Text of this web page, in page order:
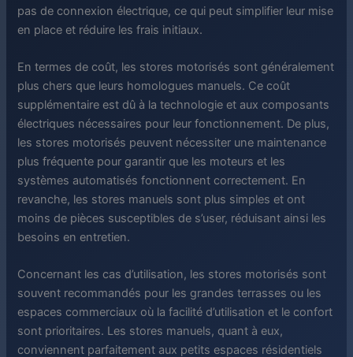
pas de connexion électrique, ce qui peut simplifier leur mise
en place et réduire les frais initiaux.
En termes de coût, les stores motorisés sont généralement
plus chers que leurs homologues manuels. Ce coût
supplémentaire est dû à la technologie et aux composants
électriques nécessaires pour leur fonctionnement. De plus,
les stores motorisés peuvent nécessiter une maintenance
plus fréquente pour garantir que les moteurs et les
systèmes automatisés fonctionnent correctement. En
revanche, les stores manuels sont plus simples et ont
moins de pièces susceptibles de s’user, réduisant ainsi les
besoins en entretien.
Concernant les cas d’utilisation, les stores motorisés sont
souvent recommandés pour les grandes terrasses ou les
espaces commerciaux où la facilité d’utilisation et le confort
sont prioritaires. Les stores manuels, quant à eux,
conviennent parfaitement aux petits espaces résidentiels